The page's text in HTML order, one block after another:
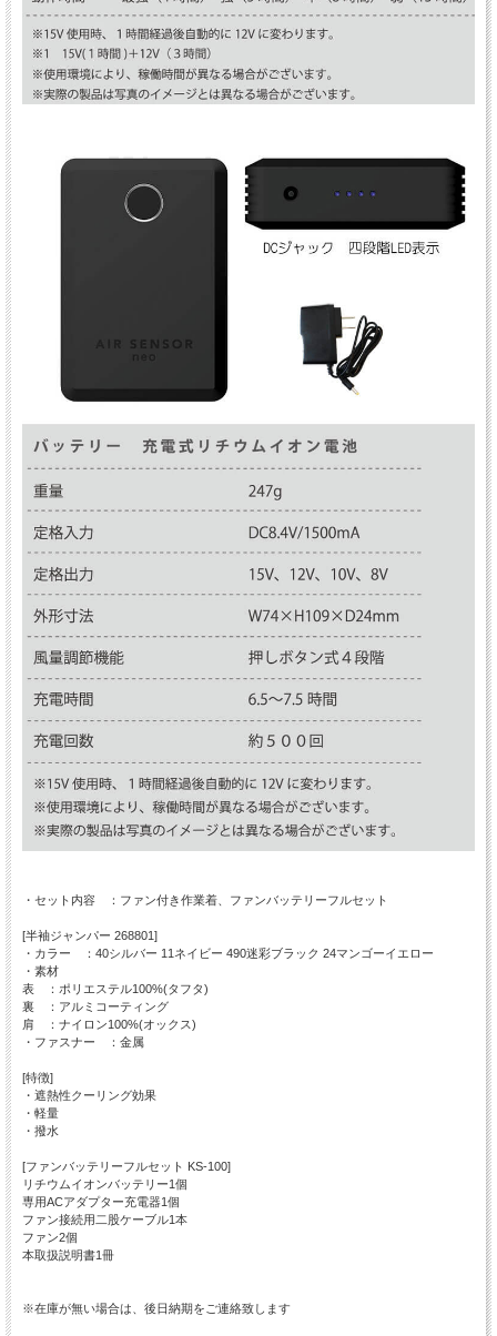
・セット内容 ：ファン付き作業着、ファンバッテリーフルセット
[半袖ジャンパー 268801]
・カラー ：40シルバー 11ネイビー 490迷彩ブラック 24マンゴーイエロー
・素材
表 ：ポリエステル100%(タフタ)
裏 ：アルミコーティング
肩 ：ナイロン100%(オックス)
・ファスナー ：金属
[特徴]
・遮熱性クーリング効果
・軽量
・撥水
[ファンバッテリーフルセット KS-100]
リチウムイオンバッテリー1個
専用ACアダプター充電器1個
ファン接続用二股ケーブル1本
ファン2個
本取扱説明書1冊
※在庫が無い場合は、後日納期をご連絡致します